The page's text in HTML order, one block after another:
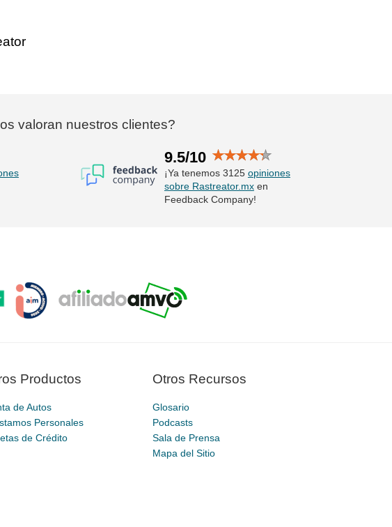
valoran nuestros clientes?
9.5/10
¡Ya tenemos 3125 opiniones
sobre Rastreator.mxen
Feedback Company!
Productos
de Autos
Personales
de Crédito
Otros Recursos
Glosario
Podcasts
Sala de Prensa
Mapa del Sitio